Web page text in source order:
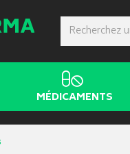
MÉDICAMENTS